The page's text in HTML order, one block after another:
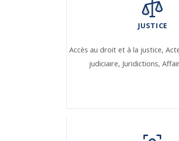
JUSTICE
Accès au droit et à la justice,
judiciaire, Juridictions,